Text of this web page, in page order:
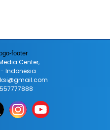
Center,
Indonesia